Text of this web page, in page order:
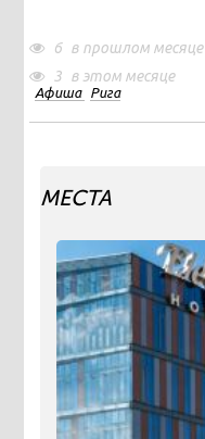
6 в прошлом месяце
3 в этом месяце
Афиша Рига
МЕСТА